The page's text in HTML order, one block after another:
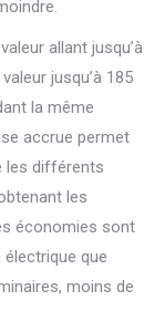
allant jusqu’à
jusqu’à 185
la même
accrue permet
les différents
les
économies sont
que
moins de